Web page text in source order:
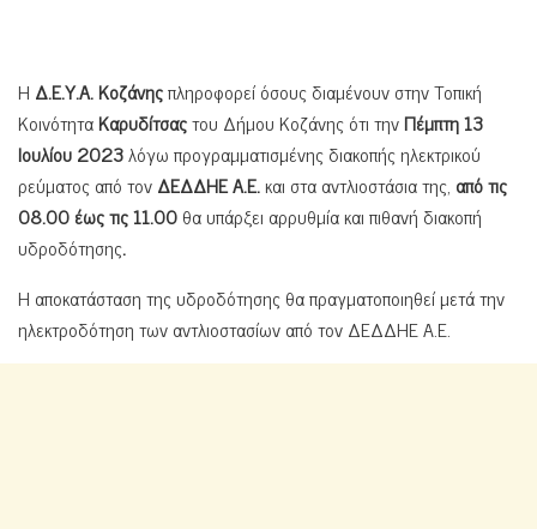
Η Δ.Ε.Υ.Α. Κοζάνηςπληροφορεί όσους διαμένουν στην Τοπική
ΚοινότηταΚαρυδίτσαςτου Δήμου Κοζάνης ότι τηνΠέμπτη 13
Ιουλίου 2023λόγω προγραμματισμένης διακοπής ηλεκτρικού
ρεύματος από τονΔΕΔΔΗΕ Α.Ε.και στα αντλιοστάσια της, από τις
08.00 έως τις 11.00θα υπάρξει αρρυθμία και πιθανή διακοπή
υδροδότησης.
Η αποκατάσταση της υδροδότησης θα πραγματοποιηθεί μετά την
ηλεκτροδότηση των αντλιοστασίων από τον ΔΕΔΔΗΕ Α.Ε.